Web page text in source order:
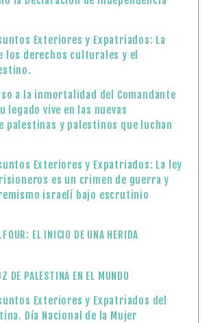
Exteriores y Expatriados: La
los derechos culturales y el
a la inmortalidad del Comandante
legado vive en las nuevas
palestinas y palestinos que luchan
Exteriores y Expatriados: La ley
es un crimen de guerra y
israelí bajo escrutinio
EL INICIO DE UNA HERIDA
DE PALESTINA EN EL MUNDO
Exteriores y Expatriados del
Día Nacional de la Mujer